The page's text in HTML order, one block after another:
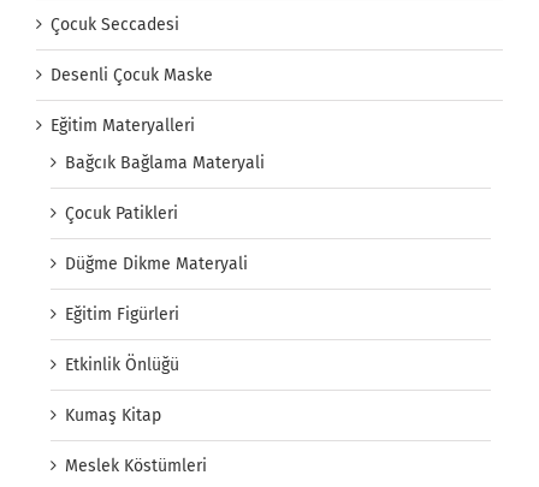
Çocuk Seccadesi
Desenli Çocuk Maske
Eğitim Materyalleri
Bağcık Bağlama Materyali
Çocuk Patikleri
Düğme Dikme Materyali
Eğitim Figürleri
Etkinlik Önlüğü
Kumaş Kitap
Meslek Köstümleri